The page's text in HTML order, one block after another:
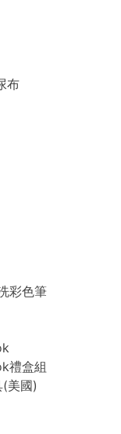
布
彩色筆
禮盒組
美國)